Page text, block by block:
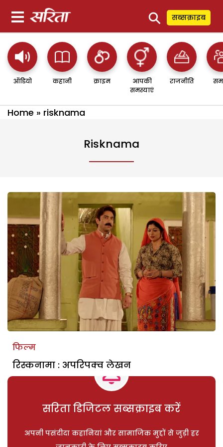
⚲ सब्सक्राइब
ऑडियो कहानी क्राइम
आपकी
समस्याएं
राजनीति
Home » risknama
Risknama
फिल्म
रिस्कनामा : अपरिपक्व लेखन
सरिता डिजिटल सब्सक्राइब करें
अपनी पसंदीदा कहानियां और सामाजिक मुद्दों से जुड़ी हर